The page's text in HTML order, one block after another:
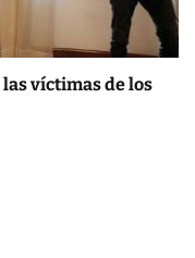
víctimas de los